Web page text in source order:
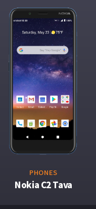
PHONES
Nokia C2 Tava